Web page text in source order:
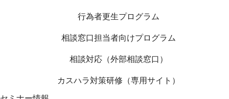
行為者更生プログラム
相談窓口担当者向けプログラム
相談対応（外部相談窓口）
カスハラ対策研修（専用サイト）